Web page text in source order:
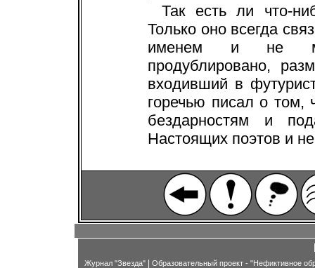
Так есть ли что-
Только оно всегда
именем и не
продублировано,
входивший в
горечью писал о том,
бездарностям и
Настоящих поэтов и
Журнал "Звезда" Образовательный проект - "Нефиктивное